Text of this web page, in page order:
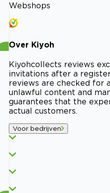
Webshops
Over Kiyoh
Kiyohcollects reviews
invitations after a
reviews are checked for
unlawful content and
guarantees that the
actual customers.
Voor bedrijven